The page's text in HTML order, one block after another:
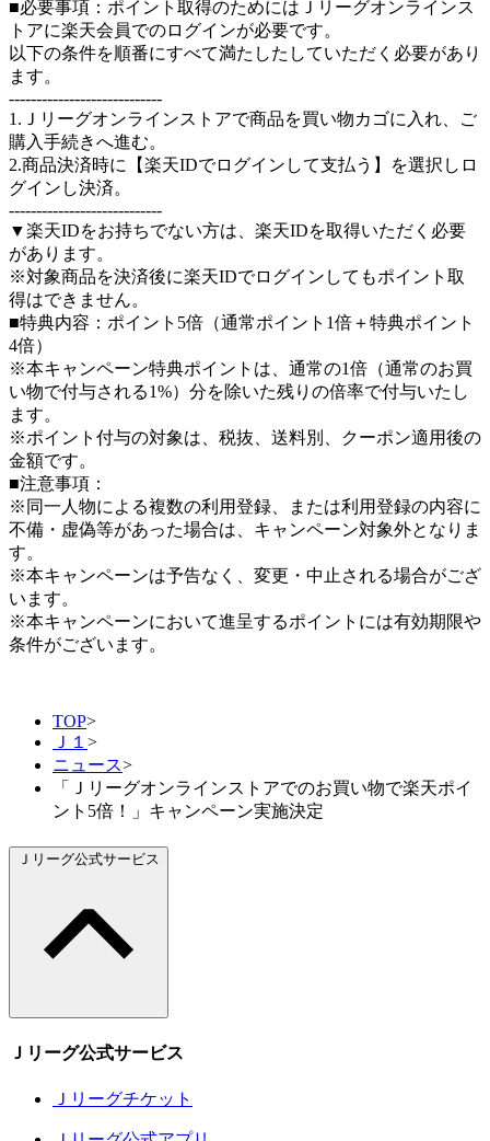
■必要事項：ポイント取得のためにはＪリーグオンラインス
トアに楽天会員でのログインが必要です。
以下の条件を順番にすべて満たしたしていただく必要があり
ます。
----------------------------
1.Ｊリーグオンラインストアで商品を買い物カゴに入れ、ご
購入手続きへ進む。
2.商品決済時に【楽天IDでログインして支払う】を選択しロ
グインし決済。
----------------------------
▼楽天IDをお持ちでない方は、楽天IDを取得いただく必要
があります。
※対象商品を決済後に楽天IDでログインしてもポイント取
得はできません。
■特典内容：ポイント5倍（通常ポイント1倍＋特典ポイント
4倍）
※本キャンペーン特典ポイントは、通常の1倍（通常のお買
い物で付与される1%）分を除いた残りの倍率で付与いたし
ます。
※ポイント付与の対象は、税抜、送料別、クーポン適用後の
金額です。
■注意事項：
※同一人物による複数の利用登録、または利用登録の内容に
不備・虚偽等があった場合は、キャンペーン対象外となりま
す。
※本キャンペーンは予告なく、変更・中止される場合がござ
います。
※本キャンペーンにおいて進呈するポイントには有効期限や
条件がございます。
TOP>
Ｊ１ >
ニュース>
「Ｊリーグオンラインストアでのお買い物で楽天ポイ
ント5倍！」キャンペーン実施決定
Ｊリーグ公式サービス
Ｊリーグ公式サービス
Ｊリーグチケット